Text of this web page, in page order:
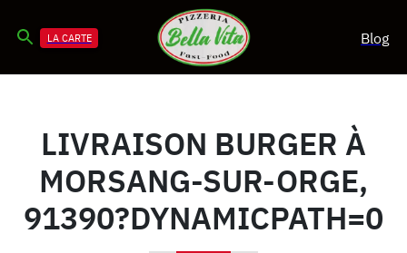
LA CARTE Blog
LIVRAISON BURGER À
MORSANG-SUR-ORGE,
91390?DYNAMICPATH=0